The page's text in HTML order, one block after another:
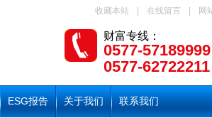
收藏本站 在线留言 网
财富专线：
0577-57189999
0577-62722211
ESG报告 关于我们 联系我们